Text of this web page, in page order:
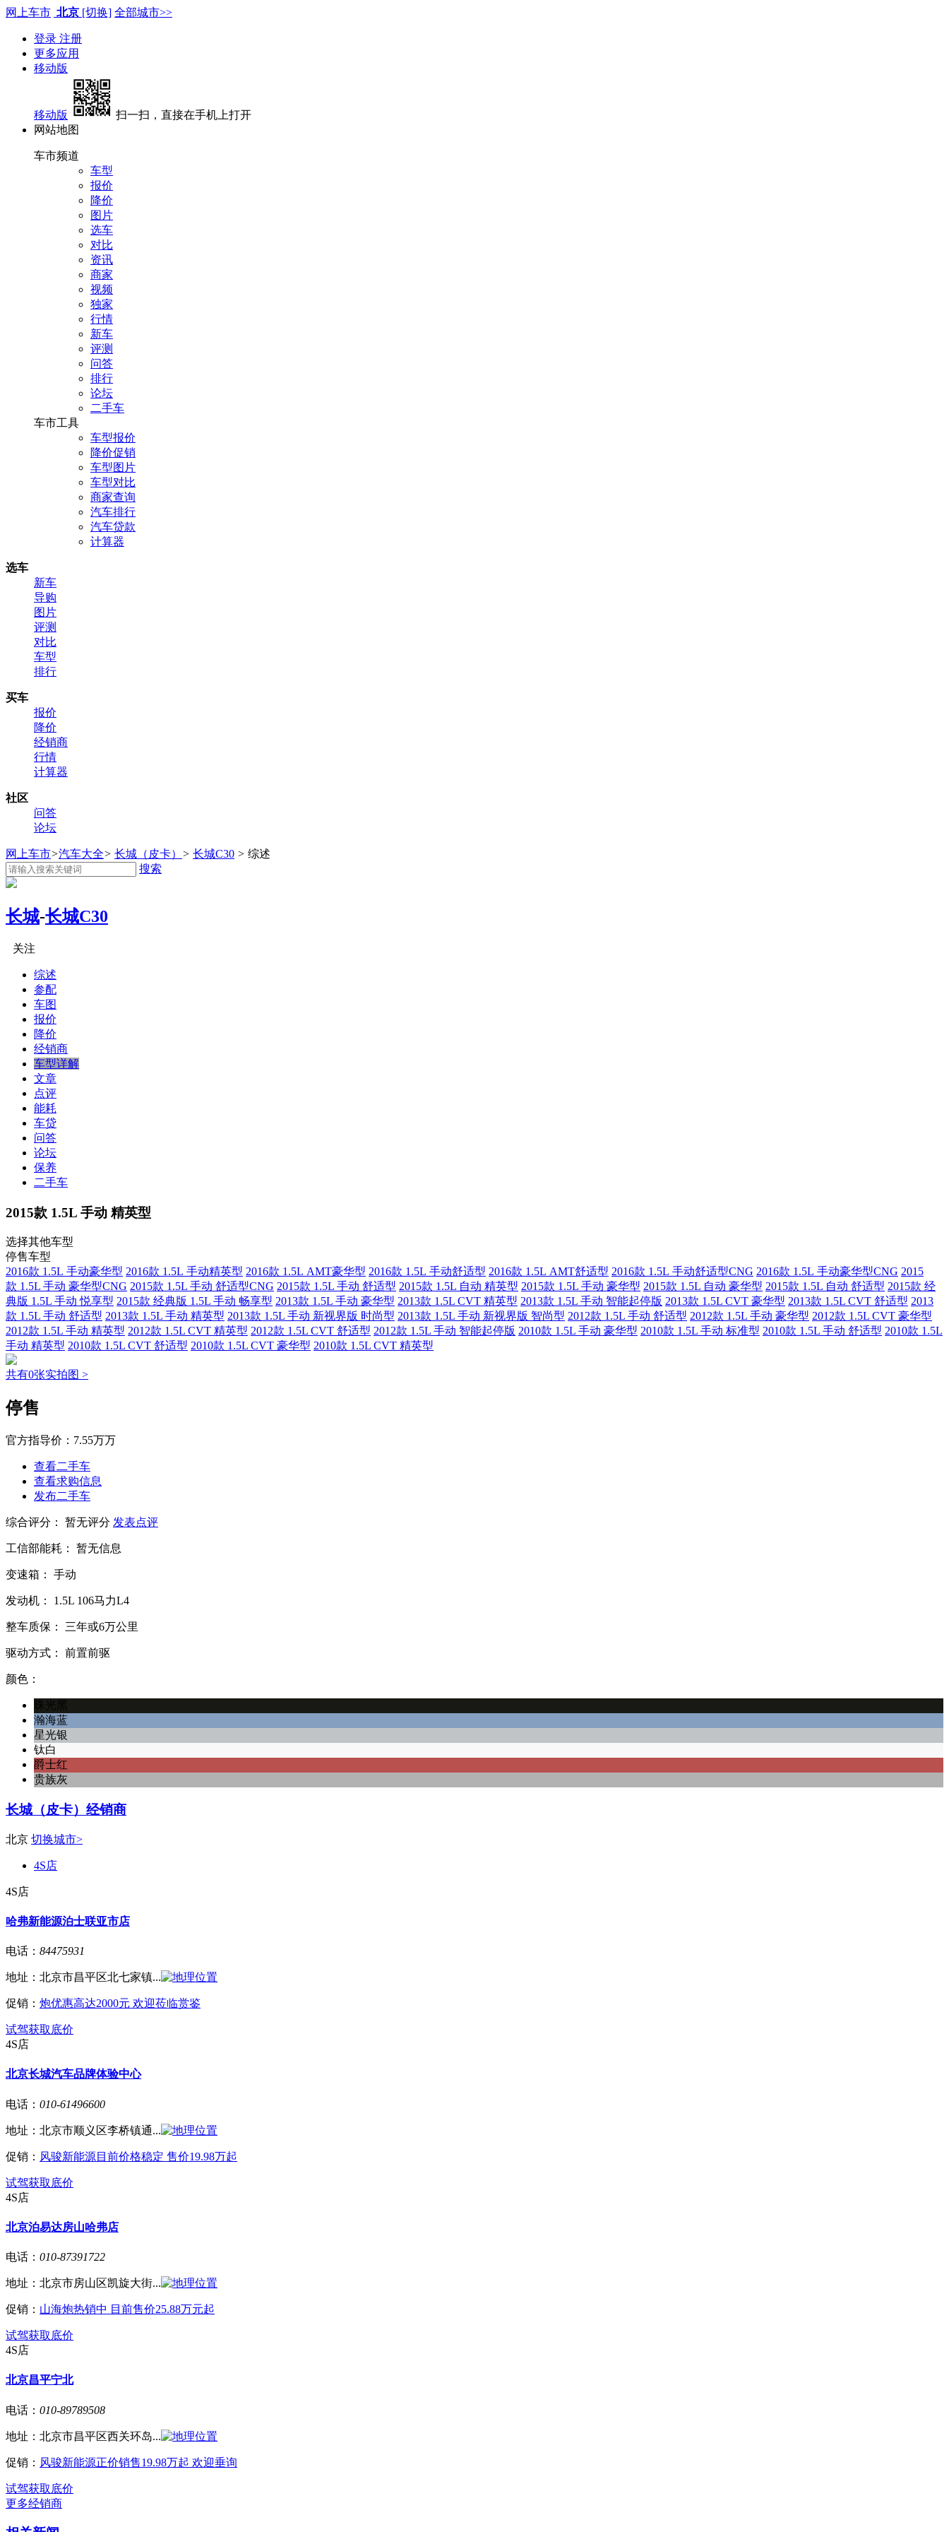
网上车市 北京 [切换] 全部城市>>
登录 注册
更多应用
移动版
移动版
扫一扫，直接在手机上打开
网站地图
车市频道
车型
报价
降价
图片
选车
对比
资讯
商家
视频
独家
行情
新车
评测
问答
排行
论坛
二手车
车市工具
车型报价
降价促销
车型图片
车型对比
商家查询
汽车排行
汽车贷款
计算器
选车
新车
导购
图片
评测
对比
车型
排行
买车
报价
降价
经销商
行情
计算器
社区
问答
论坛
网上车市>汽车大全> 长城（皮卡） > 长城C30 > 综述
搜索
长城-长城C30
关注
综述
参配
车图
报价
降价
经销商
车型详解
文章
点评
能耗
车贷
问答
论坛
保养
二手车
2015款 1.5L 手动 精英型
选择其他车型
停售车型
2016款 1.5L 手动豪华型 2016款 1.5L 手动精英型 2016款 1.5L AMT豪华型 2016款 1.5L 手动舒适型 2016款 1.5L AMT舒适型 2016款 1.5L 手动舒适型CNG 2016款 1.5L 手动豪华型CNG 2015
款 1.5L 手动 豪华型CNG 2015款 1.5L 手动 舒适型CNG 2015款 1.5L 手动 舒适型 2015款 1.5L 自动 精英型 2015款 1.5L 手动 豪华型 2015款 1.5L 自动 豪华型 2015款 1.5L 自动 舒适型 2015款 经
典版 1.5L 手动 悦享型 2015款 经典版 1.5L 手动 畅享型 2013款 1.5L 手动 豪华型 2013款 1.5L CVT 精英型 2013款 1.5L 手动 智能起停版 2013款 1.5L CVT 豪华型 2013款 1.5L CVT 舒适型 2013
款 1.5L 手动 舒适型 2013款 1.5L 手动 精英型 2013款 1.5L 手动 新视界版 时尚型 2013款 1.5L 手动 新视界版 智尚型 2012款 1.5L 手动 舒适型 2012款 1.5L 手动 豪华型 2012款 1.5L CVT 豪华型
2012款 1.5L 手动 精英型 2012款 1.5L CVT 精英型 2012款 1.5L CVT 舒适型 2012款 1.5L 手动 智能起停版 2010款 1.5L 手动 豪华型 2010款 1.5L 手动 标准型 2010款 1.5L 手动 舒适型 2010款 1.5L
手动 精英型 2010款 1.5L CVT 舒适型 2010款 1.5L CVT 豪华型 2010款 1.5L CVT 精英型
共有0张实拍图 >
停售
官方指导价： 7.55万万
查看二手车
查看求购信息
发布二手车
综合评分： 暂无评分 发表点评
工信部能耗： 暂无信息
变速箱： 手动
发动机： 1.5L 106马力L4
整车质保： 三年或6万公里
驱动方式： 前置前驱
颜色：
珠光黑
瀚海蓝
星光银
钛白
爵士红
贵族灰
长城（皮卡）经销商
北京 切换城市>
4S店
4S店
哈弗新能源泊士联亚市店
电话： 84475931
地址： 北京市昌平区北七家镇...
促销： 炮优惠高达2000元 欢迎莅临赏鉴
试驾获取底价
4S店
北京长城汽车品牌体验中心
电话： 010-61496600
地址： 北京市顺义区李桥镇通...
促销： 风骏新能源目前价格稳定 售价19.98万起
试驾获取底价
4S店
北京泊易达房山哈弗店
电话： 010-87391722
地址： 北京市房山区凯旋大街...
促销： 山海炮热销中 目前售价25.88万元起
试驾获取底价
4S店
北京昌平宁北
电话： 010-89789508
地址： 北京市昌平区西关环岛...
促销： 风骏新能源正价销售19.98万起 欢迎垂询
试驾获取底价
更多经销商